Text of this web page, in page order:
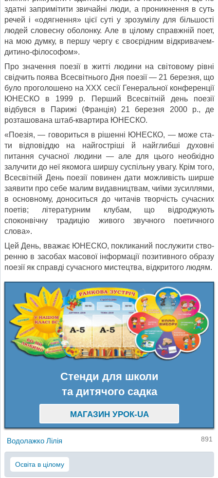
здат­ні запримітити звичайні люди, а проникнення в суть
речей і «одягнення» цієї суті у зрозумілу для більшості
людей сло­весну оболонку. Але в цілому справжній поет,
на мою думку, в першу чергу є своєрідним відкривачем-
дитино-філософом».
Про значення поезії в житті людини на світовому рівні
свідчить поява Всесвітнього Дня поезії — 21 березня, що
було проголошено на XXX сесії Генеральної конференції
ЮНЕСКО в 1999 р. Перший Всесвітній день поезії
відбувся в Парижі (Франція) 21 березня 2000 р., де
розташована штаб-квартира ЮНЕСКО.
«Поезія, — говориться в рішенні ЮНЕСКО, — може ста­
ти відповіддю на найгостріші й найглибші духовні
питання сучасної людини — але для цього необхідно
залучити до неї якомога ширшу суспільну увагу. Крім того,
Всесвітній День поезії повинен дати можливість ширше
заявити про себе ма­лим видавництвам, чиїми зусиллями,
в основному, доносить­ся до читачів творчість сучасних
поетів; літературним клу­бам, що відроджують
споконвічну традицію живого звучного поетичного
слова».
Цей День, вважає ЮНЕСКО, покликаний послужити ство­
ренню в засобах масової інформації позитивного образу
поезії як справді сучасного мистецтва, відкритого людям.
Стенди для школи
та дитячого садка
МАГАЗИН УРОК-UA
Водолажко Лілія 891
Освіта в цілому